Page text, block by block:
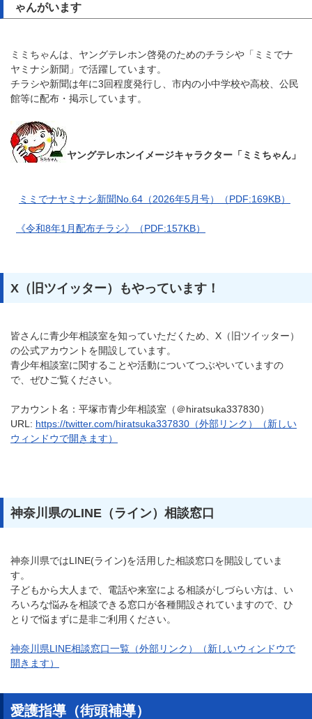
ゃんがいます
ミミちゃんは、ヤングテレホン啓発のためのチラシや「ミミでナ
ヤミナシ新聞」で活躍しています。
チラシや新聞は年に3回程度発行し、市内の小中学校や高校、公民
館等に配布・掲示しています。
ヤングテレホンイメージキャラクター「ミミちゃん」
ミミでナヤミナシ新聞No.64（2026年5月号）（PDF:169KB）
《令和8年1月配布チラシ》（PDF:157KB）
X（旧ツイッター）もやっています！
皆さんに青少年相談室を知っていただくため、X（旧ツイッター）
の公式アカウントを開設しています。
青少年相談室に関することや活動についてつぶやいていますの
で、ぜひご覧ください。
アカウント名：平塚市青少年相談室（＠hiratsuka337830）
URL: https://twitter.com/hiratsuka337830（外部リンク）（新しい
ウィンドウで開きます）
神奈川県のLINE（ライン）相談窓口
神奈川県ではLINE(ライン)を活用した相談窓口を開設していま
す。
子どもから大人まで、電話や来室による相談がしづらい方は、い
ろいろな悩みを相談できる窓口が各種開設されていますので、ひ
とりで悩まずに是非ご利用ください。
神奈川県LINE相談窓口一覧（外部リンク）（新しいウィンドウで
開きます）
愛護指導（街頭補導）